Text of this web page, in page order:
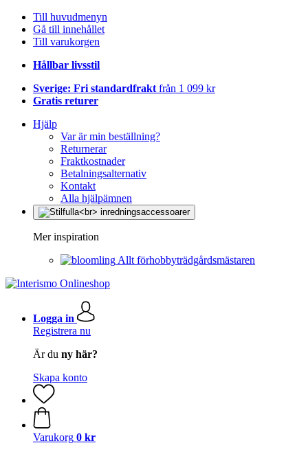
Till huvudmenyn
Gå till innehållet
Till varukorgen
Hållbar livsstil
Sverige: Fri standardfrakt från 1 099 kr
Gratis returer
Hjälp
Var är min beställning?
Returnerar
Fraktkostnader
Betalningsalternativ
Kontakt
Alla hjälpämnen
Mer inspiration
Allt förhobbyträdgårdsmästaren
Logga in
Registrera nu
Är du ny här?
Skapa konto
Varukorg 0 kr